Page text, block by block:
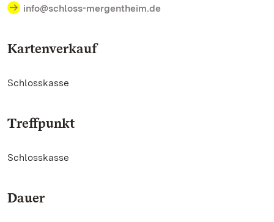
info@schloss-mergentheim.de
Kartenverkauf
Schlosskasse
Treffpunkt
Schlosskasse
Dauer